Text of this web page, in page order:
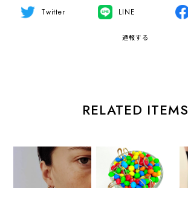
Twitter LINE
通報する
RELATED ITEMS